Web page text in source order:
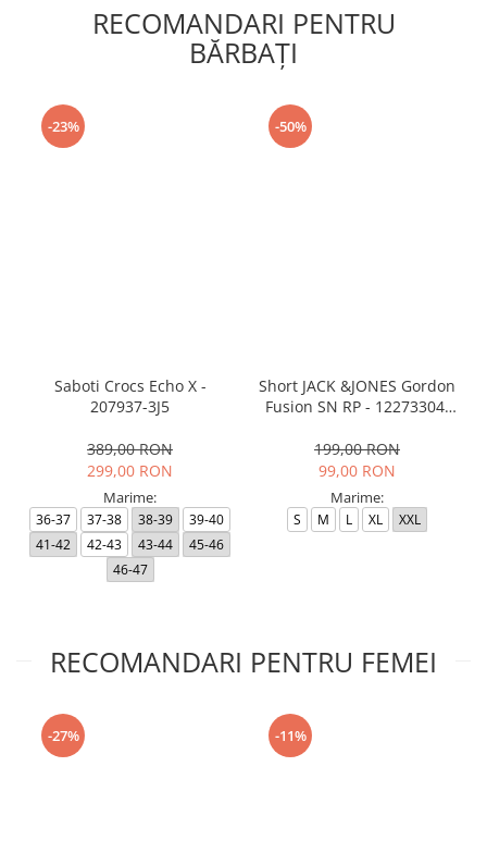
RECOMANDARI PENTRU
BĂRBAŢI
-23%
Saboti Crocs Echo X -
207937-3J5
389,00 RON
299,00 RON
Marime:
36-37 37-38 38-39
39-40
41-42
42-43 43-44
45-46
46-47
-50%
Short JACK &JONES Gordon
Fusion SN RP - 12273304-
199,00 RON
99,00 RON
Marime:
S M L XL XXL
RECOMANDARI PENTRU FEMEI
-27% -11%